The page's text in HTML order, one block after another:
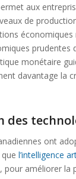
aux
de
économiques
prudentes
monétaire
davantage la
des
ont
l’intelligence
, pour améliorer la